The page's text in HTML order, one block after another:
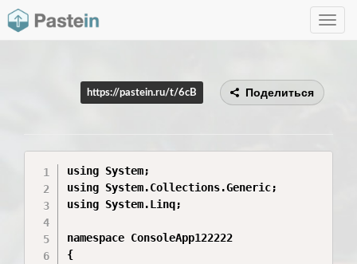
Toggle
https://pastein.ru/t/6cB Поделиться
using System;
using System.Collections.Generic;
using System.Linq;
namespace ConsoleApp122222
{